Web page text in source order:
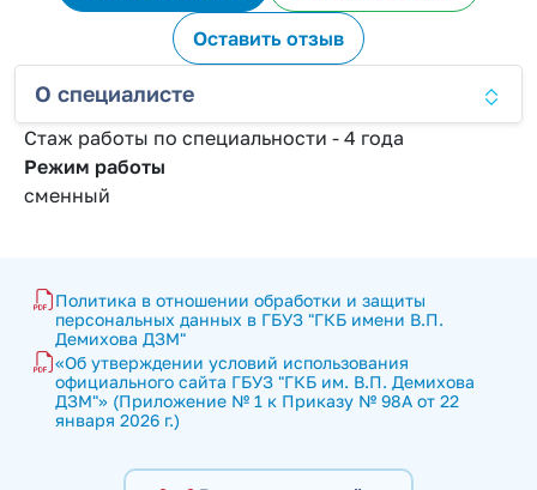
Оставить отзыв
О специалисте
Стаж работы по специальности - 4 года
Режим работы
сменный
Политика в отношении обработки и защиты
персональных данных в ГБУЗ "ГКБ имени В.П.
Демихова ДЗМ"
«Об утверждении условий использования
официального сайта ГБУЗ "ГКБ им. В.П. Демихова
ДЗМ"» (Приложение № 1 к Приказу № 98А от 22
января 2026 г.)